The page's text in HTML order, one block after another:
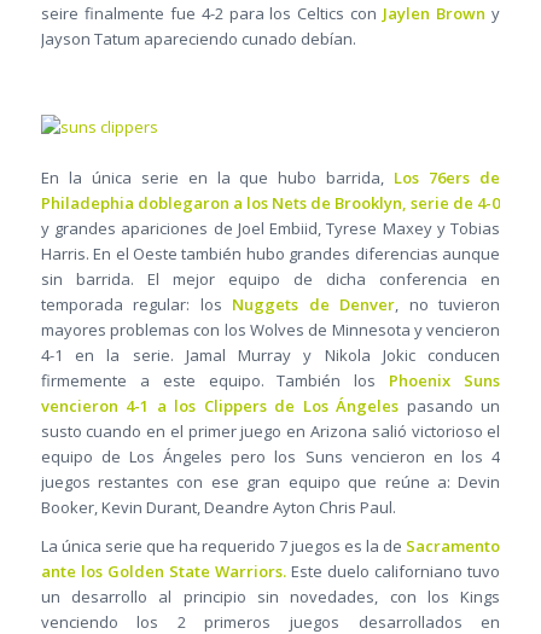
seire finalmente fue 4-2 para los Celtics con Jaylen Brown y
Jayson Tatum apareciendo cunado debían.
En la única serie en la que hubo barrida, Los 76ers de
Philadephia doblegaron a los Nets de Brooklyn, serie de 4-0
y grandes apariciones de Joel Embiid, Tyrese Maxey y Tobias
Harris. En el Oeste también hubo grandes diferencias aunque
sin barrida. El mejor equipo de dicha conferencia en
temporada regular: los Nuggets de Denver, no tuvieron
mayores problemas con los Wolves de Minnesota y vencieron
4-1 en la serie. Jamal Murray y Nikola Jokic conducen
firmemente a este equipo. También los Phoenix Suns
vencieron 4-1 a los Clippers de Los Ángeles pasando un
susto cuando en el primer juego en Arizona salió victorioso el
equipo de Los Ángeles pero los Suns vencieron en los 4
juegos restantes con ese gran equipo que reúne a: Devin
Booker, Kevin Durant, Deandre Ayton Chris Paul.
La única serie que ha requerido 7 juegos es la de Sacramento
ante los Golden State Warriors. Este duelo californiano tuvo
un desarrollo al principio sin novedades, con los Kings
venciendo los 2 primeros juegos desarrollados en